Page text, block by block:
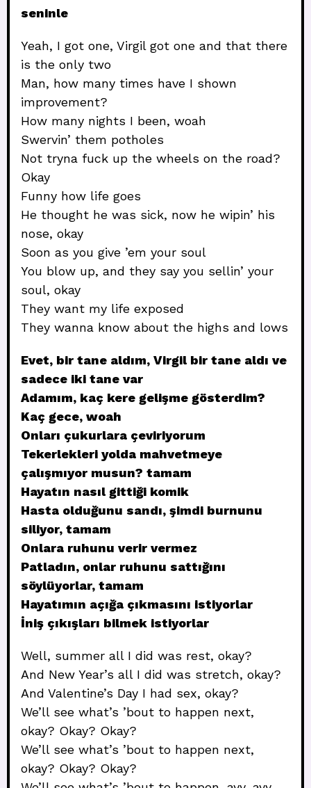
seninle
Yeah, I got one, Virgil got one and that there
is the only two
Man, how many times have I shown
improvement?
How many nights I been, woah
Swervin’ them potholes
Not tryna fuck up the wheels on the road?
Okay
Funny how life goes
He thought he was sick, now he wipin’ his
nose, okay
Soon as you give ’em your soul
You blow up, and they say you sellin’ your
soul, okay
They want my life exposed
They wanna know about the highs and lows
Evet, bir tane aldım, Virgil bir tane aldı ve
sadece iki tane var
Adamım, kaç kere gelişme gösterdim?
Kaç gece, woah
Onları çukurlara çeviriyorum
Tekerlekleri yolda mahvetmeye
çalışmıyor musun? tamam
Hayatın nasıl gittiği komik
Hasta olduğunu sandı, şimdi burnunu
siliyor, tamam
Onlara ruhunu verir vermez
Patladın, onlar ruhunu sattığını
söylüyorlar, tamam
Hayatımın açığa çıkmasını istiyorlar
İniş çıkışları bilmek istiyorlar
Well, summer all I did was rest, okay?
And New Year’s all I did was stretch, okay?
And Valentine’s Day I had sex, okay?
We’ll see what’s ’bout to happen next,
okay? Okay? Okay?
We’ll see what’s ’bout to happen next,
okay? Okay? Okay?